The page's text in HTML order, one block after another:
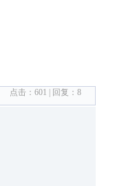
点击： 601 | 回复： 8